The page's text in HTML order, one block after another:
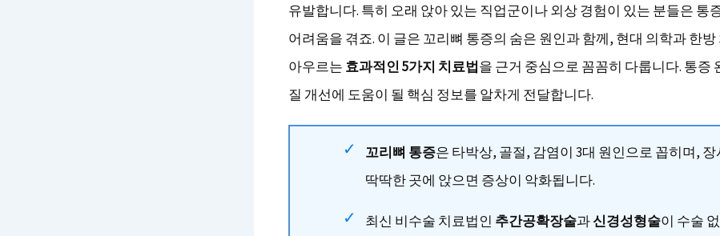
유발합니다. 특히 오래 앉아 있는 직업군이나 외상 경험이 있는 분들은 통
어려움을 겪죠. 이 글은 꼬리뼈 통증의 숨은 원인과 함께, 현대 의학과 한방
아우르는 효과적인 5가지 치료법을 근거 중심으로 꼼꼼히 다룹니다. 통증
질 개선에 도움이 될 핵심 정보를 알차게 전달합니다.
꼬리뼈 통증은 타박상, 골절, 감염이 3대 원인으로 꼽히며, 장
딱딱한 곳에 앉으면 증상이 악화됩니다.
최신 비수술 치료법인 추간공확장술과신경성형술이 수술